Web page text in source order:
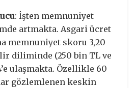
: İşten memnuniyet
artmakta. Asgari ücret
memnuniyet skoru 3,20
diliminde (250 bin TL ve
ulaşmakta. Özellikle 60
gözlemlenen keskin